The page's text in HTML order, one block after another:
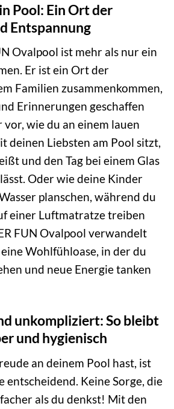
Pool: Ein Ort der
Entspannung
Ovalpool ist mehr als nur ein
Er ist ein Ort der
Familien zusammenkommen,
Erinnerungen geschaffen
wie du an einem lauen
deinen Liebsten am Pool sitzt,
und den Tag bei einem Glas
Oder wie deine Kinder
planschen, während du
einer Luftmatratze treiben
FUN Ovalpool verwandelt
Wohlfühloase, in der du
und neue Energie tanken
unkompliziert: So bleibt
und hygienisch
an deinem Pool hast, ist
entscheidend. Keine Sorge, die
als du denkst! Mit den